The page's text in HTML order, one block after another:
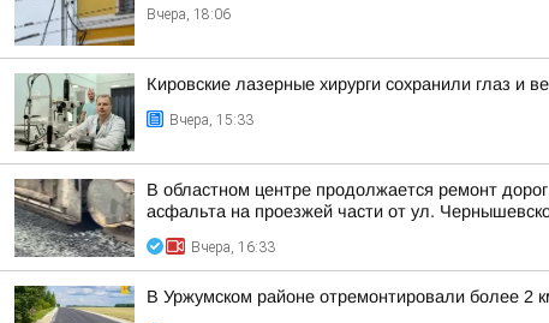
Вчера, 18:06
Кировские лазерные хирурги сохранили глаз и
Вчера, 15:33
В областном центре продолжается ремонт
асфальта на проезжей части от ул.
Вчера, 16:33
В Уржумском районе отремонтировали более 2